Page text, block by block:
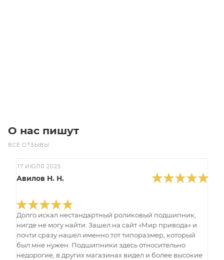
О нас пишут
ВСЕ ОТЗЫВЫ
17 ИЮЛЯ 2025
Авилов Н. Н.
Долго искал нестандартный роликовый подшипник,
нигде не могу найти. Зашел на сайт «Мир привода» и
почти сразу нашел именно тот типоразмер, который
был мне нужен. Подшипники здесь относительно
недорогие, в других магазинах видел и более высокие